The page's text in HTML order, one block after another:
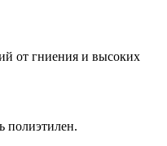
от гниения и высоких
полиэтилен.